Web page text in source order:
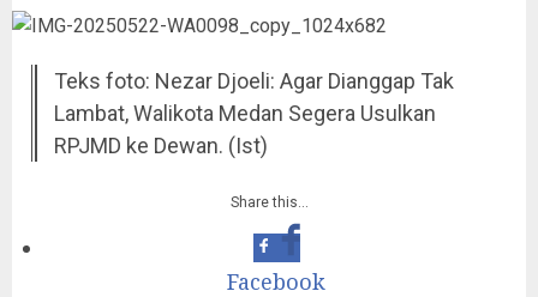
Teks foto: Nezar Djoeli: Agar Dianggap Tak
Lambat, Walikota Medan Segera Usulkan
RPJMD ke Dewan. (Ist)
Share this…
Facebook